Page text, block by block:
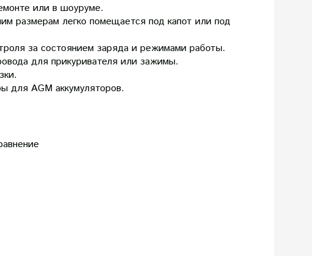
или в шоуруме.
размерам легко помещается под капот или под
за состоянием заряда и режимами работы.
для прикуривателя или зажимы.
для AGM аккумуляторов.